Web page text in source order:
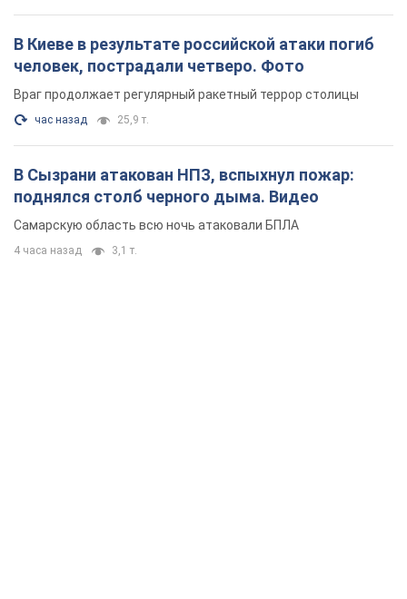
В Киеве в результате российской атаки погиб
человек, пострадали четверо. Фото
Враг продолжает регулярный ракетный террор столицы
час назад 25,9 т.
В Сызрани атакован НПЗ, вспыхнул пожар:
поднялся столб черного дыма. Видео
Самарскую область всю ночь атаковали БПЛА
4 часа назад 3,1 т.